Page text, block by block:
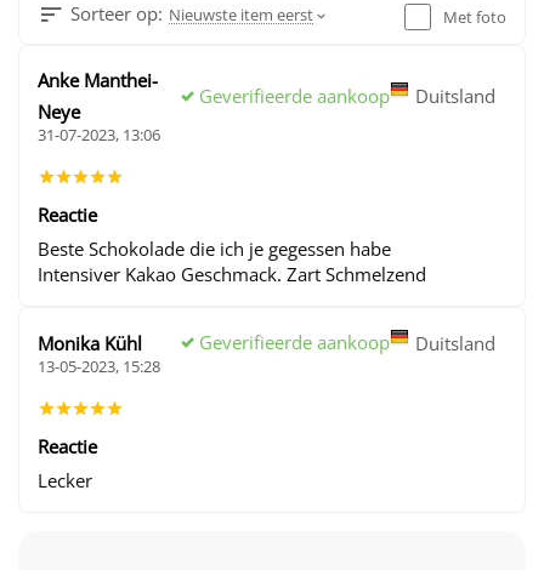
Sorteer op: Nieuwste item eerst Met foto
Anke Manthei-
Neye
Geverifieerde aankoop Duitsland
31-07-2023, 13:06
Reactie
Beste Schokolade die ich je gegessen habe
Intensiver Kakao Geschmack. Zart Schmelzend
Monika Kühl Geverifieerde aankoop Duitsland
13-05-2023, 15:28
Reactie
Lecker